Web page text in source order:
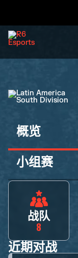
概览
小组赛
战队
8
近期对战